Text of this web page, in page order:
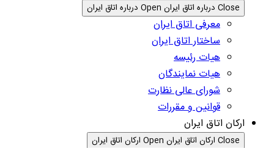
Close درباره اتاق ایران Open درباره اتاق ایران
معرفی اتاق ایران
ساختار اتاق ایران
هیات رئیسه
هیات نمایندگان
شورای عالی نظارت
قوانین و مقررات
ارکان اتاق ایران
Close ارکان اتاق ایران Open ارکان اتاق ایران